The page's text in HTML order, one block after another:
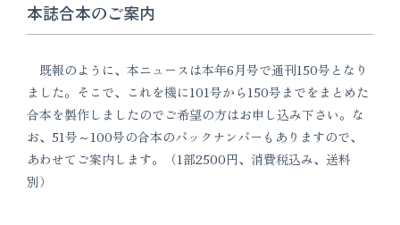
本誌合本のご案内
既報のように、本ニュースは本年6月号で通刊150号となり
ました。そこで、これを機に101号から150号までをまとめた
合本を製作しましたのでご希望の方はお申し込み下さい。な
お、51号～100号の合本のバックナンバーもありますので、
あわせてご案内します。（1部2500円、消費税込み、送料
別）